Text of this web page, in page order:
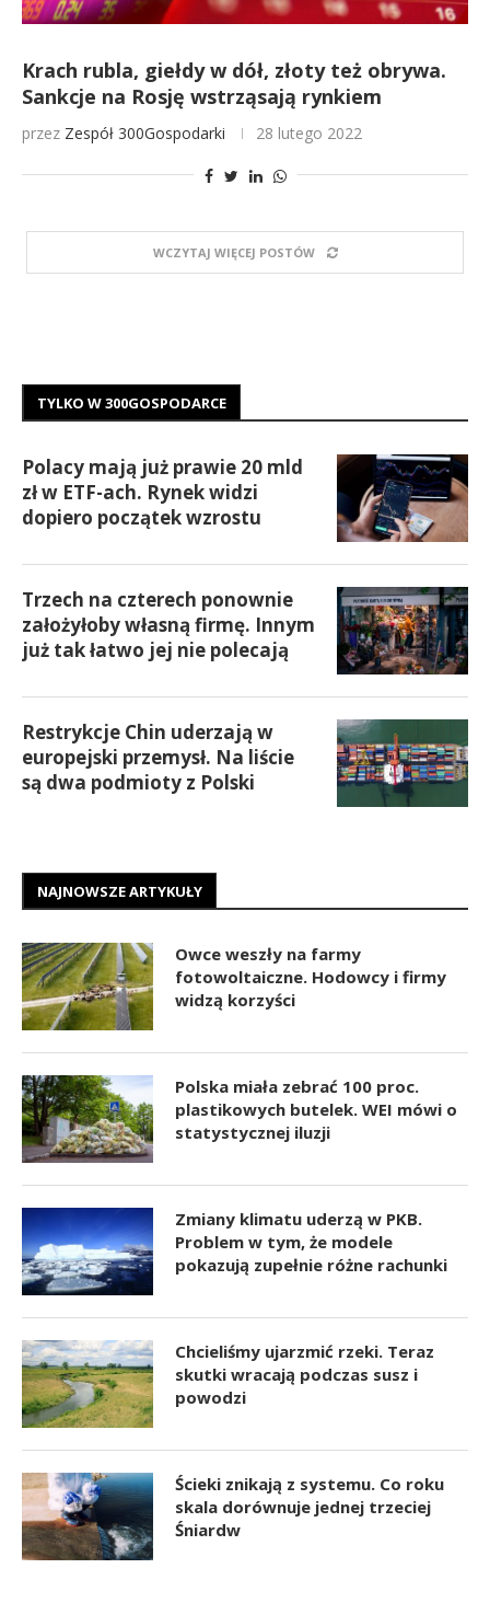
Krach rubla, giełdy w dół, złoty też obrywa.
Sankcje na Rosję wstrząsają rynkiem
przez Zespół 300Gospodarki 28 lutego 2022
WCZYTAJ WIĘCEJ POSTÓW
TYLKO W 300GOSPODARCE
Polacy mają już prawie 20 mld
zł w ETF-ach. Rynek widzi
dopiero początek wzrostu
Trzech na czterech ponownie
założyłoby własną firmę. Innym
już tak łatwo jej nie polecają
Restrykcje Chin uderzają w
europejski przemysł. Na liście
są dwa podmioty z Polski
NAJNOWSZE ARTYKUŁY
Owce weszły na farmy
fotowoltaiczne. Hodowcy i firmy
widzą korzyści
Polska miała zebrać 100 proc.
plastikowych butelek. WEI mówi o
statystycznej iluzji
Zmiany klimatu uderzą w PKB.
Problem w tym, że modele
pokazują zupełnie różne rachunki
Chcieliśmy ujarzmić rzeki. Teraz
skutki wracają podczas susz i
powodzi
Ścieki znikają z systemu. Co roku
skala dorównuje jednej trzeciej
Śniardw